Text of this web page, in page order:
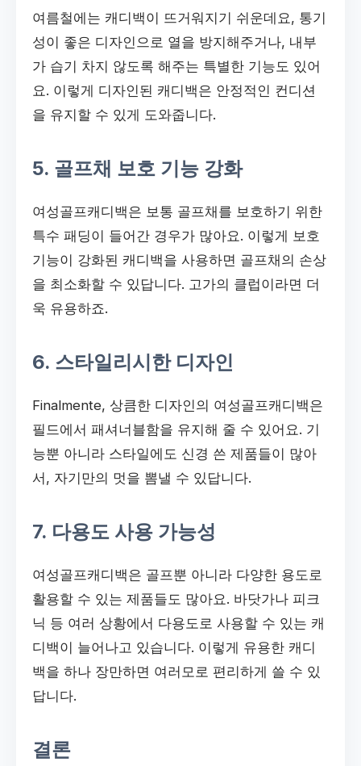
여름철에는 캐디백이 뜨거워지기 쉬운데요, 통기
성이 좋은 디자인으로 열을 방지해주거나, 내부
가 습기 차지 않도록 해주는 특별한 기능도 있어
요. 이렇게 디자인된 캐디백은 안정적인 컨디션
을 유지할 수 있게 도와줍니다.
5. 골프채 보호 기능 강화
여성골프캐디백은 보통 골프채를 보호하기 위한
특수 패딩이 들어간 경우가 많아요. 이렇게 보호
기능이 강화된 캐디백을 사용하면 골프채의 손상
을 최소화할 수 있답니다. 고가의 클럽이라면 더
욱 유용하죠.
6. 스타일리시한 디자인
Finalmente, 상큼한 디자인의 여성골프캐디백은
필드에서 패셔너블함을 유지해 줄 수 있어요. 기
능뿐 아니라 스타일에도 신경 쓴 제품들이 많아
서, 자기만의 멋을 뽐낼 수 있답니다.
7. 다용도 사용 가능성
여성골프캐디백은 골프뿐 아니라 다양한 용도로
활용할 수 있는 제품들도 많아요. 바닷가나 피크
닉 등 여러 상황에서 다용도로 사용할 수 있는 캐
디백이 늘어나고 있습니다. 이렇게 유용한 캐디
백을 하나 장만하면 여러모로 편리하게 쓸 수 있
답니다.
결론